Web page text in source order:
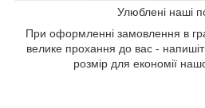
Улюблені наші
При оформленні замовлення в
велике прохання до вас -
розмір для економії